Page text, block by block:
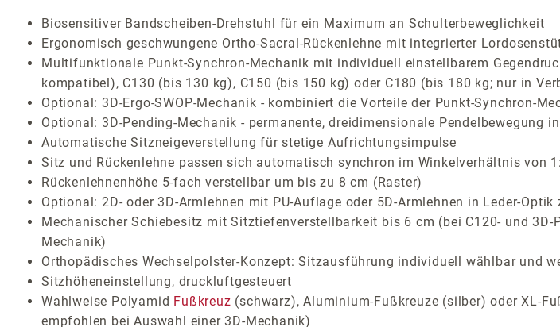
Biosensitiver Bandscheiben-Drehstuhl für ein Maximum an Schulterbeweglichkeit
Ergonomisch geschwungene Ortho-Sacral-Rückenlehne mit integrierter
Multifunktionale Punkt-Synchron-Mechanik mit individuell einstellbarem
kompatibel), C130 (bis 130 kg), C150 (bis 150 kg) oder C180 (bis 180 kg; nur in
Optional: 3D-Ergo-SWOP-Mechanik - kombiniert die Vorteile der Punkt-Synchron-
Optional: 3D-Pending-Mechanik - permanente, dreidimensionale Pendelbewegung
Automatische Sitzneigeverstellung für stetige Aufrichtungsimpulse
Sitz und Rückenlehne passen sich automatisch synchron im Winkelverhältnis von
Rückenlehnenhöhe 5-fach verstellbar um bis zu 8 cm (Raster)
Optional: 2D- oder 3D-Armlehnen mit PU-Auflage oder 5D-Armlehnen in Leder-
Mechanischer Schiebesitz mit Sitztiefenverstellbarkeit bis 6 cm (bei C120- und 3D-
Mechanik)
Orthopädisches Wechselpolster-Konzept: Sitzausführung individuell wählbar und
Sitzhöheneinstellung, druckluftgesteuert
Wahlweise Polyamid Fußkreuz (schwarz), Aluminium-Fußkreuze (silber) oder XL-
empfohlen bei Auswahl einer 3D-Mechanik)